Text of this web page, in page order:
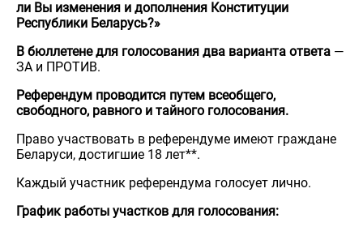
ли Вы изменения и дополнения Конституции
Республики Беларусь?»
В бюллетене для голосования два варианта ответа —
ЗА и ПРОТИВ.
Референдум проводится путем всеобщего,
свободного, равного и тайного голосования.
Право участвовать в референдуме имеют граждане
Беларуси, достигшие 18 лет**.
Каждый участник референдума голосует лично.
График работы участков для голосования: